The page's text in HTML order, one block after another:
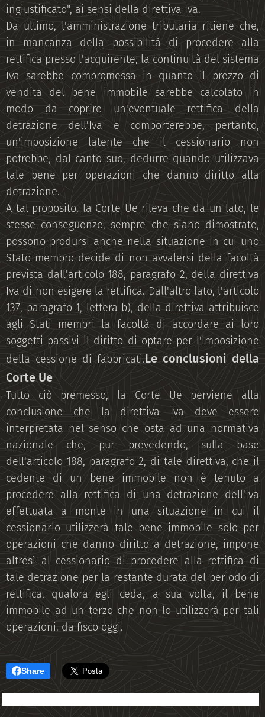
ingiustificato", ai sensi della direttiva Iva.
Da ultimo, l'amministrazione tributaria ritiene che,
in mancanza della possibilità di procedere alla
rettifica presso l'acquirente, la continuità del sistema
Iva sarebbe compromessa in quanto il prezzo di
vendita del bene immobile sarebbe calcolato in
modo da coprire un'eventuale rettifica della
detrazione dell'Iva e comporterebbe, pertanto,
un'imposizione latente che il cessionario non
potrebbe, dal canto suo, dedurre quando utilizzava
tale bene per operazioni che danno diritto alla
detrazione.
A tal proposito, la Corte Ue rileva che da un lato, le
stesse conseguenze, sempre che siano dimostrate,
possono prodursi anche nella situazione in cui uno
Stato membro decide di non avvalersi della facoltà
prevista dall'articolo 188, paragrafo 2, della direttiva
Iva di non esigere la rettifica. Dall'altro lato, l'articolo
137, paragrafo 1, lettera b), della direttiva attribuisce
agli Stati membri la facoltà di accordare ai loro
soggetti passivi il diritto di optare per l'imposizione
della cessione di fabbricati.Le conclusioni della
Corte Ue
Tutto ciò premesso, la Corte Ue perviene alla
conclusione che la direttiva Iva deve essere
interpretata nel senso che osta ad una normativa
nazionale che, pur prevedendo, sulla base
dell'articolo 188, paragrafo 2, di tale direttiva, che il
cedente di un bene immobile non è tenuto a
procedere alla rettifica di una detrazione dell'Iva
effettuata a monte in una situazione in cui il
cessionario utilizzerà tale bene immobile solo per
operazioni che danno diritto a detrazione, impone
altresì al cessionario di procedere alla rettifica di
tale detrazione per la restante durata del periodo di
rettifica, qualora egli ceda, a sua volta, il bene
immobile ad un terzo che non lo utilizzerà per tali
operazioni. da fisco oggi.
Share